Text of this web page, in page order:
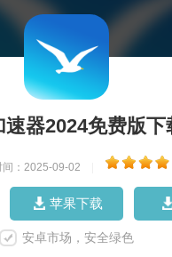
速器2024免费版下
间：2025-09-02
苹果下载
安卓市场，安全绿色